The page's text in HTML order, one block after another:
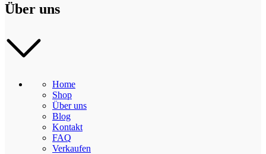
Über uns
Home
Shop
Über uns
Blog
Kontakt
FAQ
Verkaufen